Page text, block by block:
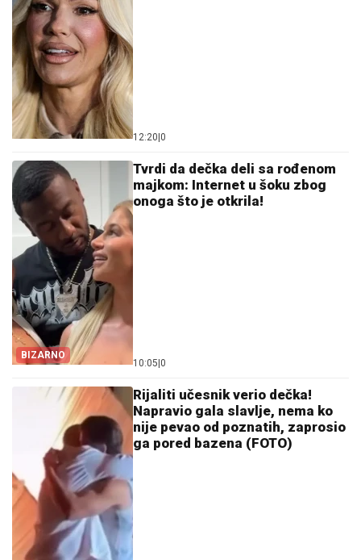
12:20|0
BIZARNO
Tvrdi da dečka deli sa rođenom
majkom: Internet u šoku zbog
onoga što je otkrila!
10:05|0
Rijaliti učesnik verio dečka!
Napravio gala slavlje, nema ko
nije pevao od poznatih, zaprosio
ga pored bazena (FOTO)